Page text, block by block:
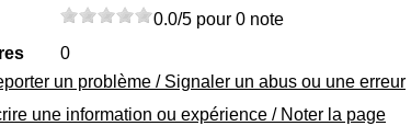
0.0/5 pour 0 note
0
un problème / Signaler un abus ou une erreur
une information ou expérience / Noter la page